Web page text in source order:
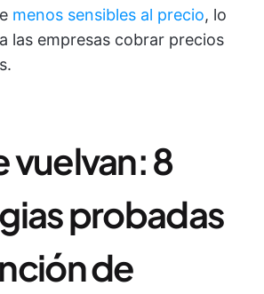
menos sensibles al precio, lo
las empresas cobrar precios
vuelvan: 8
probadas
de